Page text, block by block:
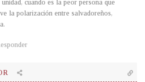
cuando es la peor persona que
la polarización entre salvadoreños,